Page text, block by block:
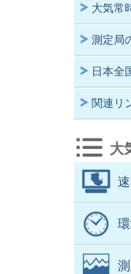
大気常
測定局
日本全
関連リ
大